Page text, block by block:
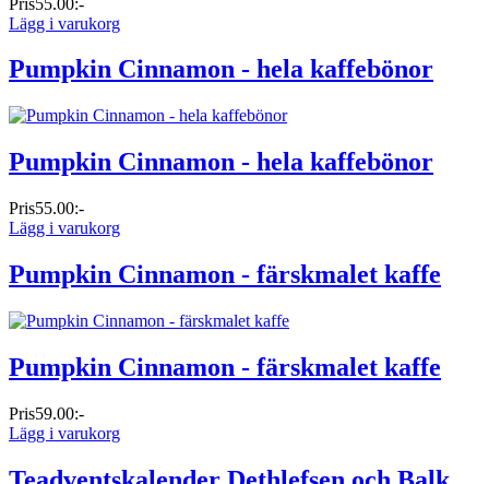
Lägg i varukorg
Pumpkin Cinnamon - hela kaffebönor
Pumpkin Cinnamon - hela kaffebönor
Pris55.00:-
Lägg i varukorg
Pumpkin Cinnamon - färskmalet kaffe
Pumpkin Cinnamon - färskmalet kaffe
Pris59.00:-
Lägg i varukorg